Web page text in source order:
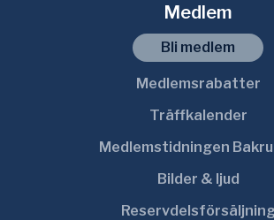
Medlem
Bli medlem
Medlemsrabatter
Träffkalender
Medlemstidningen
Bilder & ljud